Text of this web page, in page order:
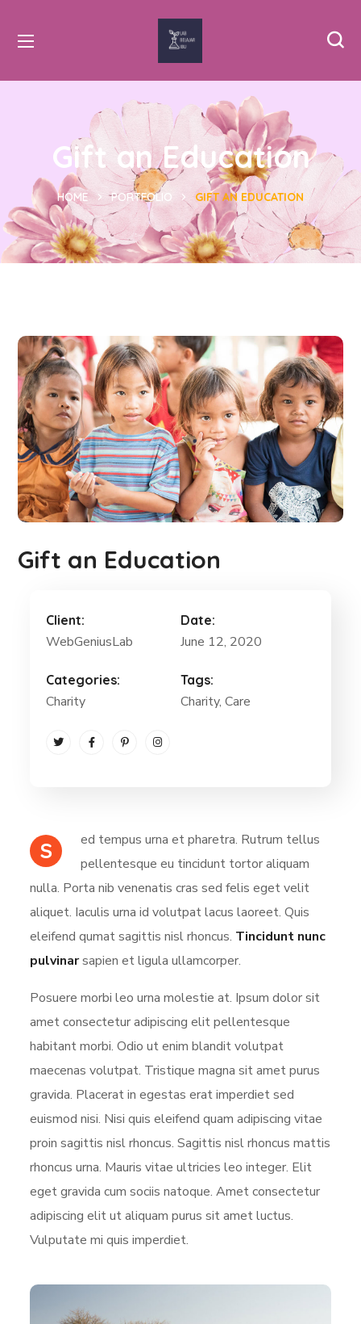
Gift an Education
HOME PORTFOLIO GIFT AN EDUCATION
Gift an Education
S
ed tempus urna et pharetra. Rutrum tellus
pellentesque eu tincidunt tortor aliquam
nulla. Porta nib venenatis cras sed felis eget velit
aliquet. Iaculis urna id volutpat lacus laoreet. Quis
eleifend qumat sagittis nisl rhoncus. Tincidunt nunc
pulvinarsapien et ligula ullamcorper.
Posuere morbi leo urna molestie at. Ipsum dolor sit
amet consectetur adipiscing elit pellentesque
habitant morbi. Odio ut enim blandit volutpat
maecenas volutpat. Tristique magna sit amet purus
gravida. Placerat in egestas erat imperdiet sed
euismod nisi. Nisi quis eleifend quam adipiscing vitae
proin sagittis nisl rhoncus. Sagittis nisl rhoncus mattis
rhoncus urna. Mauris vitae ultricies leo integer. Elit
eget gravida cum sociis natoque. Amet consectetur
adipiscing elit ut aliquam purus sit amet luctus.
Vulputate mi quis imperdiet.
Client:
WebGeniusLab
Date:
June 12, 2020
Categories:
Charity
Tags:
Charity, Care